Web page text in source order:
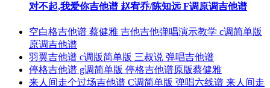
对不起,我爱你吉他谱 赵宥乔/陈知远 F调原调吉他谱
空白格吉他谱 蔡健雅 吉他吉他弹唱演示教学 c调简单版
原调吉他谱
羽翼吉他谱 c调版简单版 三叔说 弹唱吉他谱
停格吉他谱 g调简单版 停格吉他谱原版蔡健雅
来人间走个过场吉他谱 C调简单版 弹唱六线谱 来人间走